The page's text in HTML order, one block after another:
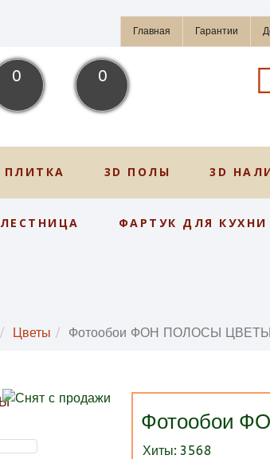
Главная Гарантии
0 0
ПЛИТКА 3D ПОЛЫ 3D
ЛЕСТНИЦА ФАРТУК ДЛЯ КУХНИ
Цветы Фотообои ФОН ПОЛОСЫ ЦВЕТЫ
Фотообои
Хиты: 3568